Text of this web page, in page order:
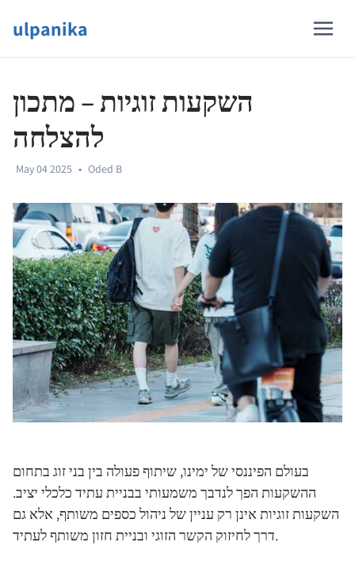
ulpanika
השקעות זוגיות – מתכון
להצלחה
May 04 2025 • Oded B
בעולם הפיננסי של ימינו, שיתוף פעולה בין בני זוג בתחום
ההשקעות הפך לנדבך משמעותי בבניית עתיד כלכלי יציב.
השקעות זוגיות אינן רק עניין של ניהול כספים משותף, אלא גם
דרך לחיזוק הקשר הזוגי ובניית חזון משותף לעתיד.